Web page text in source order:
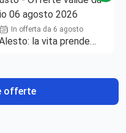
In offerta da 6 agosto
la vita prende
offerte